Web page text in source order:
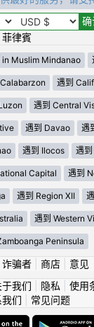
律賓
Muslim Mindanao
遇到
遇到 Central
遇到 Davao 遇
遇到 Ilocos 遇
Capital 遇到
遇到 Region XII
遇到 Western
Peninsula
诈骗者| 商店| 意见
于我们 隐私 使用
我们
常见问题